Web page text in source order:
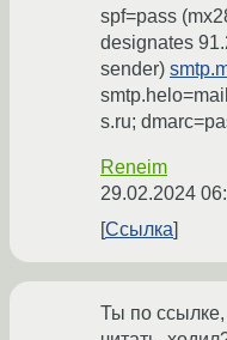
spf=pass
designates
sender)
s.ru;
Reneim
29.02.2024
Ссылка
Ты по